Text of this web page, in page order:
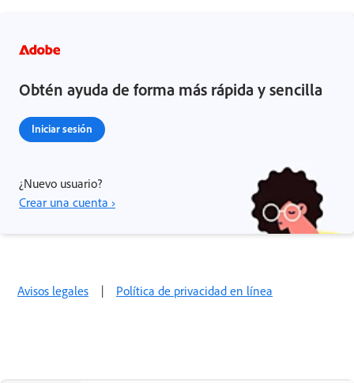
Obtén ayuda de forma más rápida y sencilla
Iniciar sesión
¿Nuevo usuario?
Crear una cuenta ›
Avisos legales | Política de privacidad en línea